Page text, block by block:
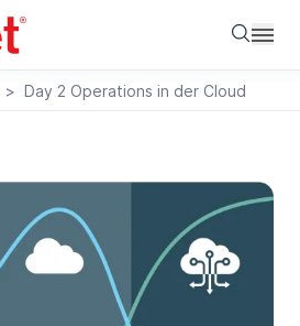
> Day 2 Operations in der Cloud